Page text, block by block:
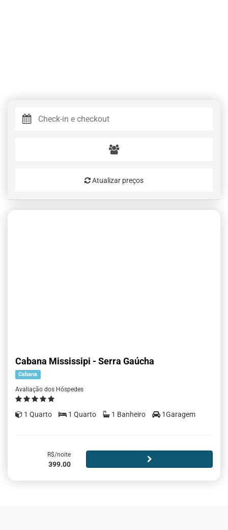
Atualizar preços
Cabana Mississipi - Serra Gaúcha
Cabana
Avaliação dos Hóspedes
1 Quarto 1 Quarto 1 Banheiro 1Garagem
R$/noite
399.00